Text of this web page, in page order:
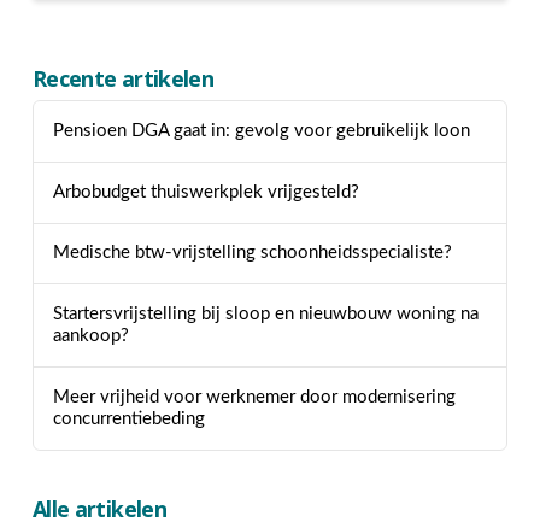
Recente artikelen
Pensioen DGA gaat in: gevolg voor gebruikelijk loon
Arbobudget thuiswerkplek vrijgesteld?
Medische btw-vrijstelling schoonheidsspecialiste?
Startersvrijstelling bij sloop en nieuwbouw woning na
aankoop?
Meer vrijheid voor werknemer door modernisering
concurrentiebeding
Alle artikelen